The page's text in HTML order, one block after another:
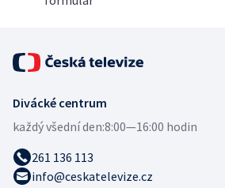
Divácké centrum
každý všední den:8:00—16:00 hodin
261 136 113
info@ceskatelevize.cz